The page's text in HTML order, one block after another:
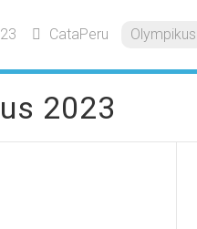
CataPeru Olympikus
2023